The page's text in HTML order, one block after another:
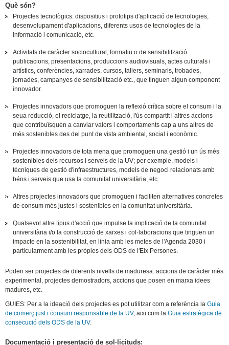
Què són?
Projectes tecnològics: dispositius i prototips d'aplicació de tecnologies,
desenvolupament d'aplicacions, diferents usos de tecnologies de la
informació i comunicació, etc.
Activitats de caràcter sociocultural, formatiu o de sensibilització:
publicacions, presentacions, produccions audiovisuals, actes culturals i
artístics, conferències, xarrades, cursos, tallers, seminaris, trobades,
jornades, campanyes de sensibilització etc., que tinguen algun component
innovador.
Projectes innovadors que promoguen la reflexió crítica sobre el consum i la
seua reducció, el reciclatge, la reutilització, l'ús compartit i altres accions
que contribuïsquen a canviar valors i comportaments cap a uns altres de
més sostenibles des del punt de vista ambiental, social i econòmic.
Projectes innovadors de tota mena que promoguen una gestió i un ús més
sostenibles dels recursos i serveis de la UV; per exemple, models i
tècniques de gestió d'infraestructures, models de negoci relacionats amb
béns i serveis que usa la comunitat universitària, etc.
Altres projectes innovadors que promoguen i faciliten alternatives concretes
de consum més justes i sostenibles en la comunitat universitària.
Qualsevol altre tipus d'acció que impulse la implicació de la comunitat
universitària i/o la construcció de xarxes i col·laboracions que tinguen un
impacte en la sostenibilitat, en línia amb les metes de l'Agenda 2030 i
particularment amb les pròpies dels ODS de l'Eix Persones.
Poden ser projectes de diferents nivells de maduresa: accions de caràcter més
experimental, projectes demostradors, accions que posen en marxa idees
madures, etc.
GUIES: Per a la ideació dels projectes es pot utilitzar com a referència laGuia
de comerç just i consum responsable de la UV, aixi com laGuia estratègica de
consecució dels ODS de la UV.
Documentació i presentació de sol·licituds: